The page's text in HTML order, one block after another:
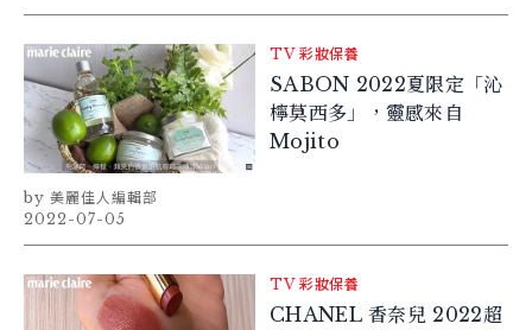
TV 彩妝保養
SABON 2022夏限定「沁
檸莫西多」，靈感來自
Mojito
美麗佳人編輯部
2022-07-05
TV 彩妝保養
CHANEL 香奈兒 2022超